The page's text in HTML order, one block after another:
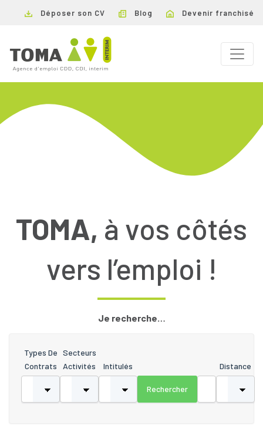
Déposer son CV Blog Devenir franchisé
TOMA, à vos côtés
vers l’emploi !
Je recherche…
Distance
Types De
Contrats
Secteurs
Activités
Intitulés